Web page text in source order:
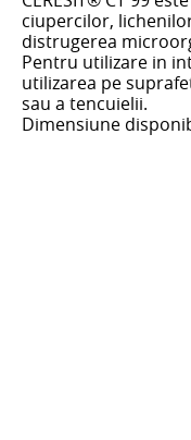
ciupercilor,
distrugerea
Pentru utilizare in
utilizarea pe
sau a tencuielii.
Dimensiune